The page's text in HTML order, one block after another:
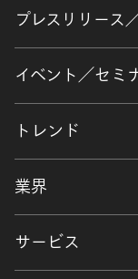
プレスリリース
イベント／セミ
トレンド
業界
サービス